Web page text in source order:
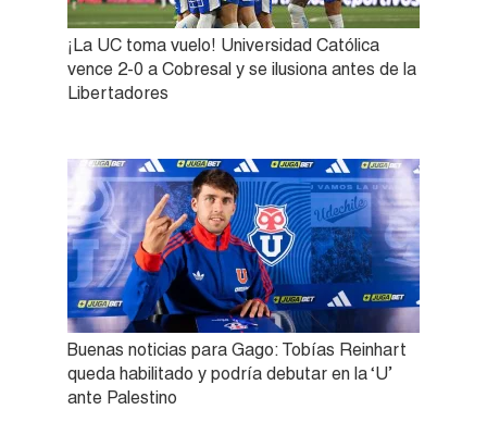
¡La UC toma vuelo! Universidad Católica
vence 2-0 a Cobresal y se ilusiona antes de la
Libertadores
Buenas noticias para Gago: Tobías Reinhart
queda habilitado y podría debutar en la ‘U’
ante Palestino